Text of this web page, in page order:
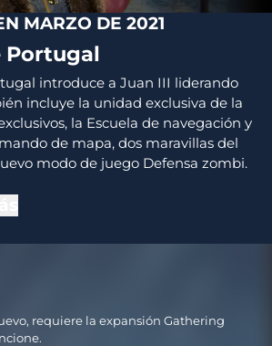
MARZO DE 2021
Portugal
introduce a Juan III liderando
incluye la unidad exclusiva de la
la Escuela de navegación y
de mapa, dos maravillas del
modo de juego Defensa zombi.
requiere la expansión Gathering